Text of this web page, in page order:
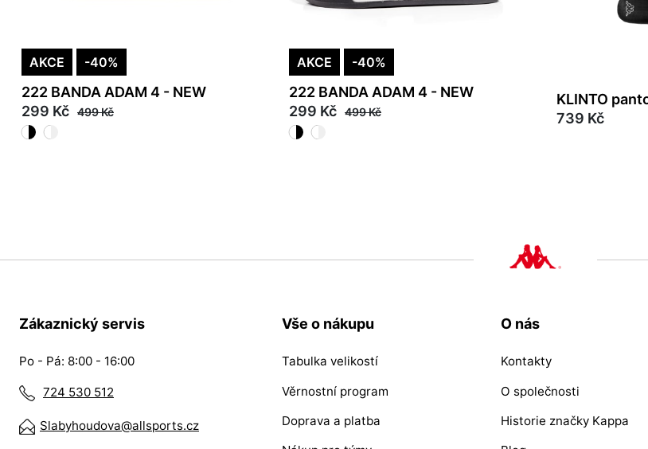
AKCE -40%
222 BANDA ADAM 4 - NEW
299 Kč 499 Kč
AKCE -40%
222 BANDA ADAM 4 - NEW
299 Kč 499 Kč
KLINTO
739 Kč
Zákaznický servis
Po - Pá: 8:00 - 16:00
724 530 512
Slabyhoudova@allsports.cz
Vše o nákupu
Tabulka velikostí
Věrnostní program
Doprava a platba
O nás
Kontakty
O společnosti
Historie značky Kappa